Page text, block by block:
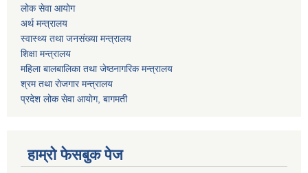
लोक सेवा आयोग
अर्थ मन्त्रालय
स्वास्थ्य तथा जनस‌ंख्या मन्त्रालय
शिक्षा मन्त्रालय
महिला बालबालिका तथा जेष्ठनागरिक मन्त्रालय
श्रम तथा राेजगार मन्त्रालय
प्रदेश लोक सेवा आयाेग, बागमती
हाम्रो फेसबुक पेज